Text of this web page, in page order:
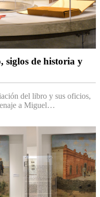
siglos de historia y
del libro y sus oficios,
a Miguel…